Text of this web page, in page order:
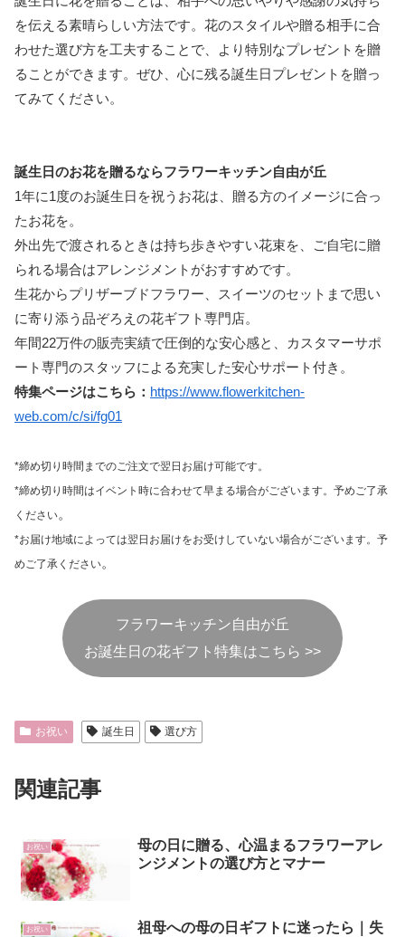
を伝える素晴らしい方法です。花のスタイルや贈る相手に合
わせた選び方を工夫することで、より特別なプレゼントを贈
ることができます。ぜひ、心に残る誕生日プレゼントを贈っ
てみてください。
誕生日のお花を贈るならフラワーキッチン自由が丘
1年に1度のお誕生日を祝うお花は、贈る方のイメージに合っ
たお花を。
外出先で渡されるときは持ち歩きやすい花束を、ご自宅に贈
られる場合はアレンジメントがおすすめです。
生花からプリザーブドフラワー、スイーツのセットまで思い
に寄り添う品ぞろえの花ギフト専門店。
年間22万件の販売実績で圧倒的な安心感と、カスタマーサポ
ート専門のスタッフによる充実した安心サポート付き。
特集ページはこちら： https://www.flowerkitchen-
web.com/c/si/fg01
*締め切り時間までのご注文で翌日お届け可能です。
*締め切り時間はイベント時に合わせて早まる場合がございます。予めご了承
ください。
*お届け地域によっては翌日お届けをお受けしていない場合がございます。予
めご了承ください。
フラワーキッチン自由が丘
お誕生日の花ギフト特集はこちら >>
お祝い 誕生日 選び方
関連記事
お祝い
母の日に贈る、心温まるフラワーアレ
ンジメントの選び方とマナー
お祝い
祖母への母の日ギフトに迷ったら｜失